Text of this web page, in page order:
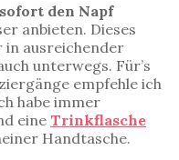
sofort den Napf
anbieten. Dieses
in ausreichender
unterwegs. Für’s
empfehle ich
habe immer
eine Trinkflasche
Handtasche.